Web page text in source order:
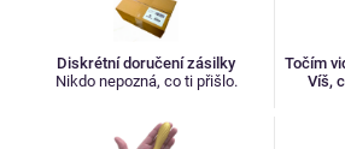
Diskrétní doručení zásilky
Nikdo nepozná, co ti přišlo.
Točím
Víš,